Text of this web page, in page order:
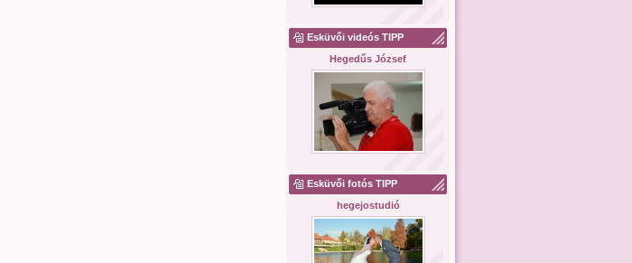
Esküvői videós TIPP
Hegedűs József
Esküvői fotós TIPP
hegejostudió